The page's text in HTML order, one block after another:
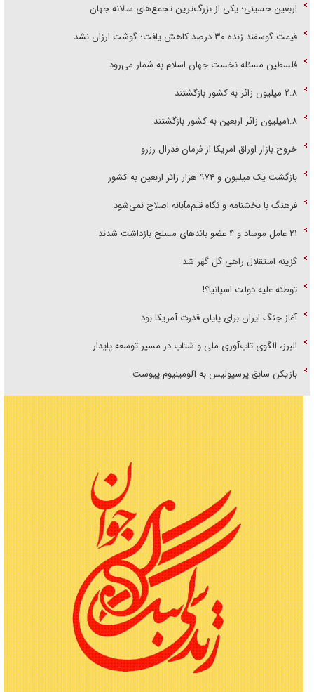
اربعین حسینی؛ یکی از بزرگ‌ترین تجمع‌های سالانه جهان
قیمت گوسفند زنده ۳۰ درصد کاهش یافت؛ گوشت ارزان نشد
فلسطین مسئله نخست جهان اسلام به شمار می‌رود
۲.۸ میلیون زائر به کشور بازگشتند
۱.۸میلیون زائر اربعین به کشور بازگشتند
خروج بازار اوراق امریکا از فرمان فدرال رزرو
بازگشت یک میلیون و ۹۷۴ هزار زائر اربعین به کشور
فرهنگ با بخشنامه و نگاه قیم‌مآبانه اصلاح نمی‌شود
۲۱ عامل موساد و ۴ عضو باند‌های مسلح بازداشت شدند
گزینه استقلال راهی گل گهر شد
توطئه علیه دولت اسپانیا؟!
آغاز جنگ ایران برای پایان قدرت آمریکا بود
البرز، الگوی تاب‌آوری ملی و شتاب در مسیر توسعه پایدار
بازیکن سابق پرسپولیس به آلومینیوم پیوست